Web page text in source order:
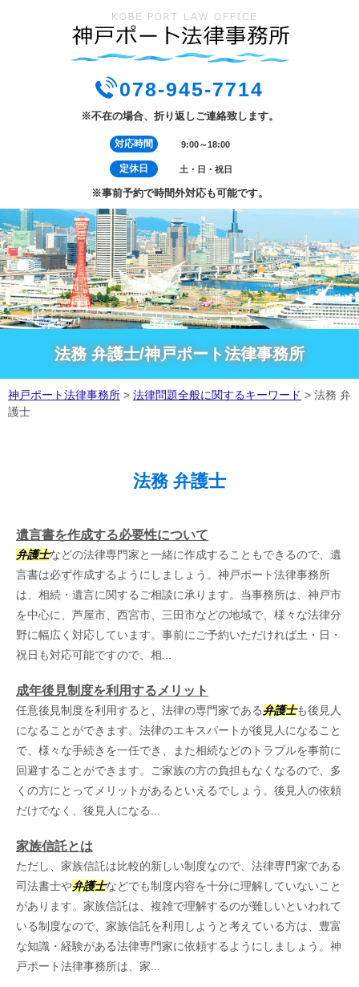
078-945-7714
※不在の場合、折り返しご連絡致します。
対応時間 9:00～18:00
定休日 土・日・祝日
※事前予約で時間外対応も可能です。
法務 弁護士/神戸ポート法律事務所
神戸ポート法律事務所 > 法律問題全般に関するキーワード > 法務 弁
護士
法務 弁護士
遺言書を作成する必要性について
弁護士などの法律専門家と一緒に作成することもできるので、遺
言書は必ず作成するようにしましょう。神戸ポート法律事務所
は、相続・遺言に関するご相談に承ります。当事務所は、神戸市
を中心に、芦屋市、西宮市、三田市などの地域で、様々な法律分
野に幅広く対応しています。事前にご予約いただければ土・日・
祝日も対応可能ですので、相...
成年後見制度を利用するメリット
任意後見制度を利用すると、法律の専門家である弁護士も後見人
になることができます。法律のエキスパートが後見人になること
で、様々な手続きを一任でき、また相続などのトラブルを事前に
回避することができます。ご家族の方の負担もなくなるので、多
くの方にとってメリットがあるといえるでしょう。後見人の依頼
だけでなく、後見人になる...
家族信託とは
ただし、家族信託は比較的新しい制度なので、法律専門家である
司法書士や弁護士などでも制度内容を十分に理解していないこと
があります。家族信託は、複雑で理解するのが難しいといわれて
いる制度なので、家族信託を利用しようと考えている方は、豊富
な知識・経験がある法律専門家に依頼するようにしましょう。神
戸ポート法律事務所は、家...